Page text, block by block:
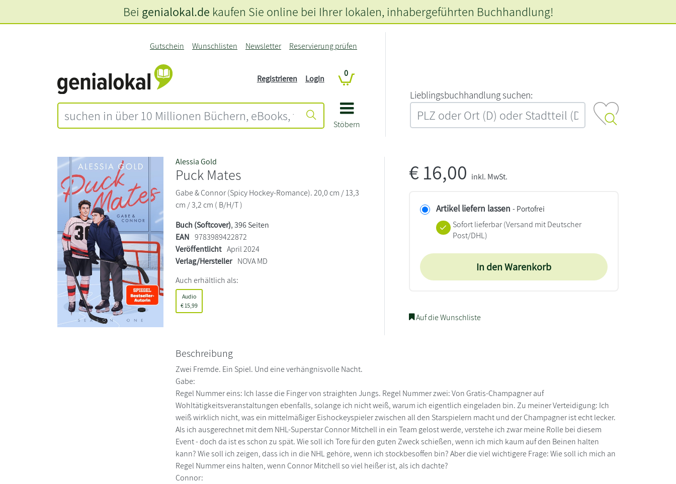
Stöbern
Gutschein Wunschlisten Newsletter Reservierung prüfen
Registrieren Login
0
L‍i‍e‍b‍l‍i‍n‍g‍s‍b‍u‍c‍h‍h‍a‍n‍d‍l‍u‍n‍g‍ ‍s‍u‍c‍h‍e‍n‍:‍
Bei genialokal.de kaufen Sie online bei Ihrer lokalen, inhabergeführten Buchhandlung!
Alessia Gold
Puck Mates
Gabe & Connor (Spicy Hockey-Romance). 20,0 cm / 13,3
cm / 3,2 cm ( B/H/T )
Buch (Softcover), 396 Seiten
EAN 9783989422872
Veröffentlicht April 2024
Verlag/Hersteller NOVA MD
Auch erhältlich als:
Audio
€ 15,99
€16,00 inkl. MwSt.
Artikel liefern lassen - Portofrei
Sofort lieferbar(Versand mit Deutscher
Post/DHL)
In den Warenkorb
Auf die Wunschliste
Beschreibung
Zwei Fremde. Ein Spiel. Und eine verhängnisvolle Nacht.
Gabe:
Regel Nummer eins: Ich lasse die Finger von straighten Jungs. Regel Nummer zwei: Von Gratis-Champagner auf
Wohltätigkeitsveranstaltungen ebenfalls, solange ich nicht weiß, warum ich eigentlich eingeladen bin. Zu meiner Verteidigung: Ich
weiß wirklich nicht, was ein mittelmäßiger Eishockeyspieler zwischen all den Starspielern macht und der Champagner ist echt lecker.
Als ich ausgerechnet mit dem NHL-Superstar Connor Mitchell in ein Team gelost werde, verstehe ich zwar meine Rolle bei diesem
Event - doch da ist es schon zu spät. Wie soll ich Tore für den guten Zweck schießen, wenn ich mich kaum auf den Beinen halten
kann? Wie soll ich zeigen, dass ich in die NHL gehöre, wenn ich stockbesoffen bin? Aber die viel wichtigere Frage: Wie soll ich mich an
Regel Nummer eins halten, wenn Connor Mitchell so viel heißer ist, als ich dachte?
Connor: